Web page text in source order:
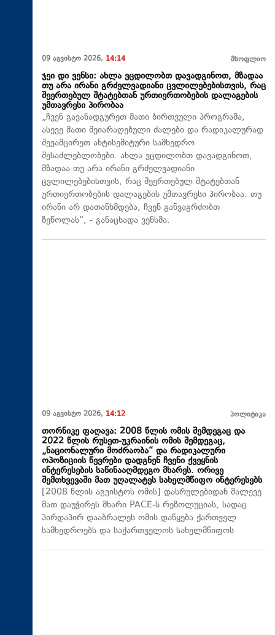
09 აგვისტო 2026, 14:14 მსოფლიო
ჯეი დი ვენსი: ახლა ვცდილობთ დავადგინოთ, მზადაა
თუ არა ირანი გრძელვადიანი ცვლილებებისთვის, რაც
შეერთებულ შტატებთან ურთიერთობების დალაგების
უმთავრესი პირობაა
„ჩვენ გავანადგურეთ მათი ბირთვული პროგრამა,
ასევე მათი შეიარაღებული ძალები და რადიკალურად
შევამცირეთ ანტისემიტური სამხედრო
შესაძლებლობები. ახლა ვცდილობთ დავადგინოთ,
მზადაა თუ არა ირანი გრძელვადიანი
ცვლილებებისთვის, რაც შეერთებულ შტატებთან
ურთიერთობების დალაგების უმთავრესი პირობაა. თუ
ირანი არ დათანხმდება, ჩვენ განვაგრძობთ
ზეწოლას“, - განაცხადა ვენსმა.
09 აგვისტო 2026, 14:12 პოლიტიკა
თორნიკე ფაღავა: 2008 წლის ომის შემდეგაც და
2022 წლის რუსეთ-უკრაინის ომის შემდეგაც,
„ნაციონალური მოძრაობა“ და რადიკალური
ოპოზიციის წევრები დადგნენ ჩვენი ქვეყნის
ინტერესების საწინააღმდეგო მხარეს. ორივე
შემთხვევაში მათ უღალატეს სახელმწიფო ინტერესებს
[2008 წლის აგვისტოს ომის] დასრულებიდან მალევე
მათ დაუჭირეს მხარი PACE-ს რეზოლუციას, სადაც
პირდაპირ დააბრალეს ომის დაწყება ქართველ
სამხედროებს და საქართველოს სახელმწიფოს